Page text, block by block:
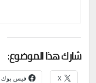
شارك هذا الموضوع:
X فيس بوك